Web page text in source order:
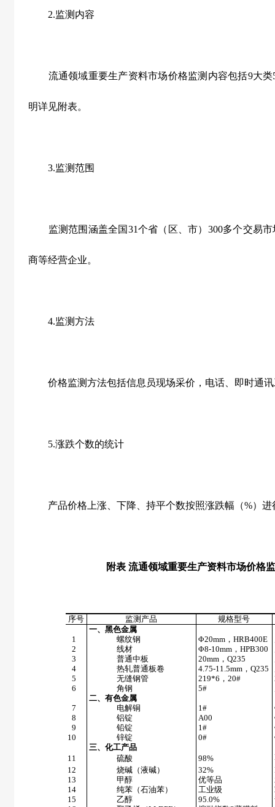
2.监测内容
流通领域重要生产资料市场价格监测内容包括9大类
明详见附表。
3.监测范围
监测范围涵盖全国31个省（区、市）300多个交易市
商等经营企业。
4.监测方法
价格监测方法包括信息员现场采价，电话、即时通讯
5.涨跌个数的统计
产品价格上涨、下降、持平个数按照涨跌幅（%）进
附表 流通领域重要生产资料市场价格
序号 监测产品
规格型号
一、黑色金属
1
螺纹钢 Φ20mm，HRB400E
2
线材 Φ8-10mm，HPB300
3
普通中板 20mm，Q235
4
热轧普通板卷 4.75-11.5mm，Q235
5
无缝钢管 219*6，20#
6
角钢 5#
二、有色金属
7
电解铜 1#
8
铝锭 A00
9
铅锭 1#
10
锌锭 0#
三、化工产品
11
硫酸 98%
12
烧碱（液碱） 32%
13
甲醇 优等品
14
纯苯（石油苯） 工业级
15
乙醇 95.0%